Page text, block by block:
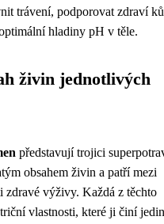
trávení, podporovat zdraví
hladiny pH v těle.
živin jednotlivých
představují trojici
obsahem živin a patří mezi
zdravé výživy. Každá z těchto
vlastnosti, které ji činí